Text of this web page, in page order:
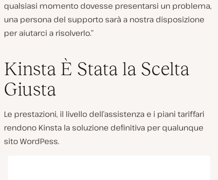
qualsiasi momento dovesse presentarsi un problema,
una persona del supporto sarà a nostra disposizione
per aiutarci a risolverlo.”
Kinsta È Stata la Scelta
Giusta
Le prestazioni, il livello dell’assistenza e i piani tariffari
rendono Kinsta la soluzione definitiva per qualunque
sito WordPess.